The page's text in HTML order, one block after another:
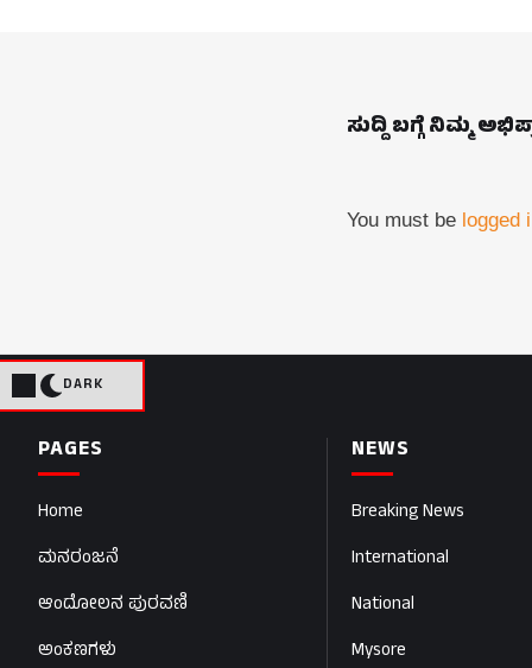
DARK
ಸುದ್ದಿ ಬಗ್ಗೆ ನಿಮ್ಮ
You must be logged
PAGES
Home
ಮನರಂಜನೆ
ಆಂದೋಲನ ಪುರವಣಿ
ಅಂಕಣಗಳು
NEWS
Breaking News
International
National
Mysore